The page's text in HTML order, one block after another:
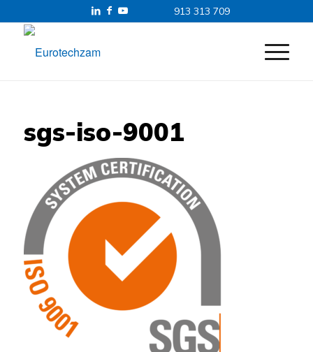
913 313 709
sgs-iso-9001